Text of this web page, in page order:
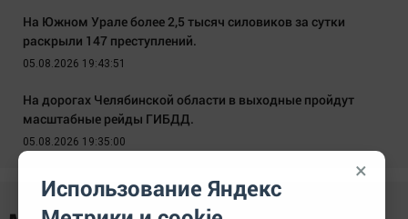
На Южном Урале более 2,5 тысяч силовиков за сутки
раскрыли 147 преступлений.
05.08.2026 19:43:51
На дорогах Челябинской области в выходные пройдут
масштабные рейды ГИБДД.
05.08.2026 19:35:00
×
Использование Яндекс